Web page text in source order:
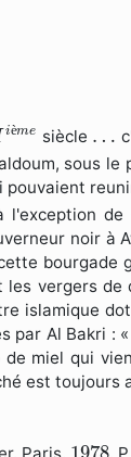
ième
ème
siècle …
…
sous
pouvaient
de
noir à
vergers
islamique
par Al Bakri :
miel qui
est toujours
1978